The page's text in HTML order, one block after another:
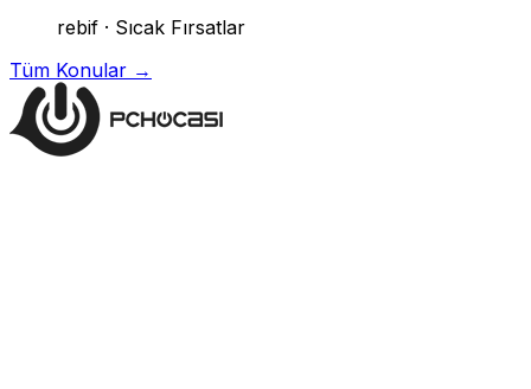
rebif · Sıcak Fırsatlar
Tüm Konular →